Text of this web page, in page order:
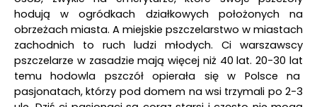
hodują w ogródkach działkowych położonych na
obrzeżach miasta. A miejskie pszczelarstwo w miastach
zachodnich to ruch ludzi młodych. Ci warszawscy
pszczelarze w zasadzie mają więcej niż 40 lat. 20-30 lat
temu hodowla pszczół opierała się w Polsce na
pasjonatach, którzy pod domem na wsi trzymali po 2-3